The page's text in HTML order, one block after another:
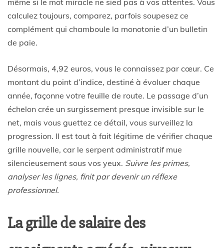
même si le mot miracle ne sied pas à vos attentes. Vous
calculez toujours, comparez, parfois soupesez ce
complément qui chamboule la monotonie d’un bulletin
de paie.
Désormais, 4,92 euros, vous le connaissez par cœur. Ce
montant du point d’indice, destiné à évoluer chaque
année, façonne votre feuille de route. Le passage d’un
échelon crée un surgissement presque invisible sur le
net, mais vous guettez ce détail, vous surveillez la
progression. Il est tout à fait légitime de vérifier chaque
grille nouvelle, car le serpent administratif mue
silencieusement sous vos yeux. Suivre les primes,
analyser les lignes, finit par devenir un réflexe
professionnel.
La grille de salaire des